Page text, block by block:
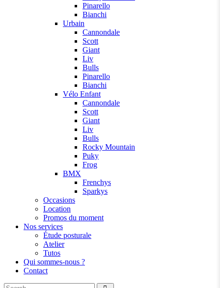
Pinarello
Bianchi
Urbain
Cannondale
Scott
Giant
Liv
Bulls
Pinarello
Bianchi
Vélo Enfant
Cannondale
Scott
Giant
Liv
Bulls
Rocky Mountain
Puky
Frog
BMX
Frenchys
Sparkys
Occasions
Location
Promos du moment
Nos services
Étude posturale
Atelier
Tutos
Qui sommes-nous ?
Contact